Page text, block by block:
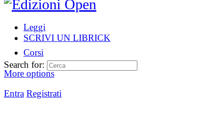
Leggi
SCRIVI UN LIBRICK
Corsi
More options
Entra Registrati
Search for: